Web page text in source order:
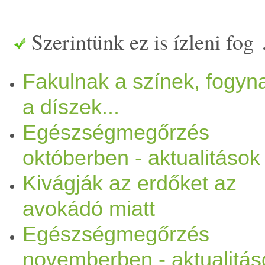
elcsendesül, egyes élő
akik délre költöznek. A táj
csak visszavonult készül a
szervezetünk számára is a
visszavonulás ideje, hogy
megújult energiákkal. A
megnöveli az étvágyadat,
és szárazabbá válik a
Szerintünk ez is ízleni
Fakulnak a színek,
a díszek...
Egészségmegőrzés
októberben - aktualitások
Kivágják az erdőket az
avokádó miatt
Egészségmegőrzés
novemberben -